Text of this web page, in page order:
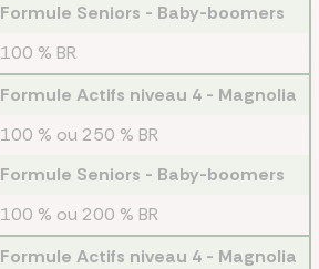
Formule Seniors - Baby-boomers
100 % BR
Formule Actifs niveau 4 - Magnolia
100 % ou 250 % BR
Formule Seniors - Baby-boomers
100 % ou 200 % BR
Formule Actifs niveau 4 - Magnolia